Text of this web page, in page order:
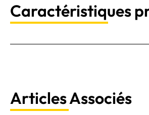
Caractéristiques
Articles Associés